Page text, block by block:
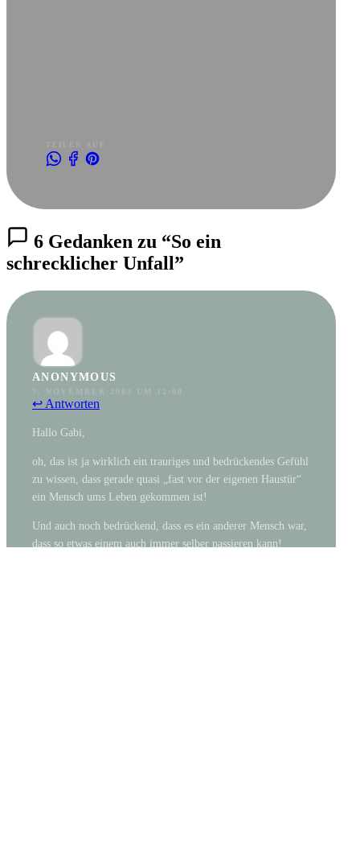
6 Gedanken zu “So ein
schrecklicher Unfall”
ANONYMOUS
↩ Antworten
Hallo Gabi,
oh, das ist ja wirklich ein trauriges und bedrückendes Gefühl
zu wissen, dass gerade quasi „fast vor der eigenen Haustür“
ein Mensch ums Leben gekommen ist!
Und auch noch bedrückend, dass es ein anderer Mensch war,
dass so etwas einem auch immer selber passieren kann!